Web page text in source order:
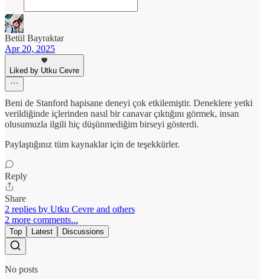
Betül Bayraktar
Apr 20, 2025
Liked by Utku Cevre
Beni de Stanford hapisane deneyi çok etkilemiştir. Deneklere yetki
verildiğinde içlerinden nasıl bir canavar çıktığını görmek, insan
olusumuzla ilgili hiç düşünmediğim birseyi gösterdi.
Paylaştığınız tüm kaynaklar için de teşekkürler.
Reply
Share
2 replies by Utku Cevre and others
2 more comments...
Top Latest Discussions
No posts